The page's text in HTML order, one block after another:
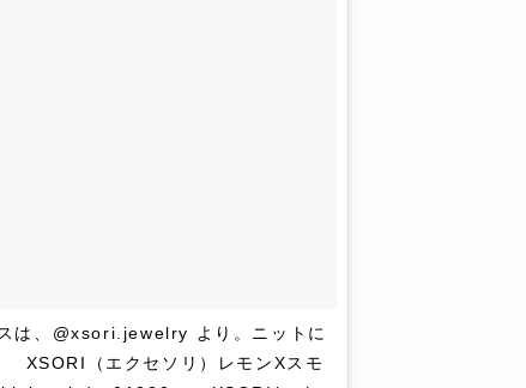
は、@xsori.jewelry より。ニットに
XSORI（エクセソリ）レモンXスモ